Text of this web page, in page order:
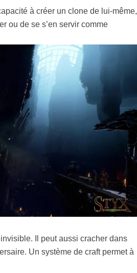
à créer un clone de lui-même,
ou de se s’en servir comme
Il peut aussi cracher dans
Un système de craft permet à